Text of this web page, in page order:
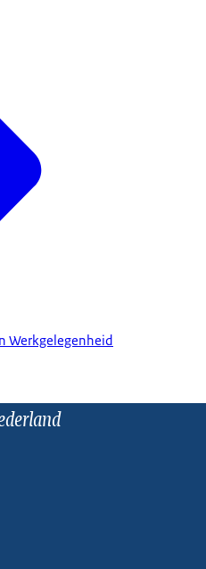
Werkgelegenheid